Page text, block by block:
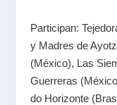
Participan:
y Madres de
(México), Las
Guerreras
do Horizonte